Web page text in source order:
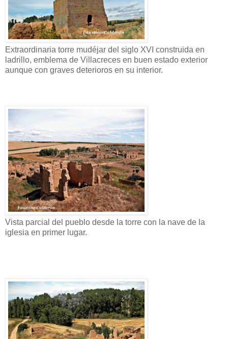
Extraordinaria torre mudéjar del siglo XVI construida en
ladrillo, emblema de Villacreces en buen estado exterior
aunque con graves deterioros en su interior.
Vista parcial del pueblo desde la torre con la nave de la
iglesia en primer lugar.